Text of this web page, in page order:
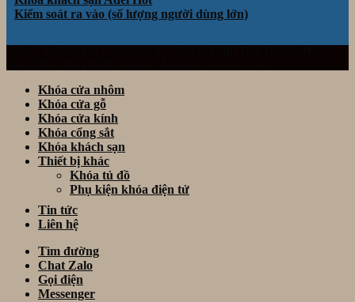
Kiểm soát ra vào (số lượng người dùng lớn)
Khóa cửa nhôm
Khóa cửa gỗ
Khóa cửa kính
Khóa cổng sắt
Khóa khách sạn
Thiết bị khác
Khóa tủ đồ
Phụ kiện khóa điện tử
Tin tức
Liên hệ
Tìm đường
Chat Zalo
Gọi điện
Messenger